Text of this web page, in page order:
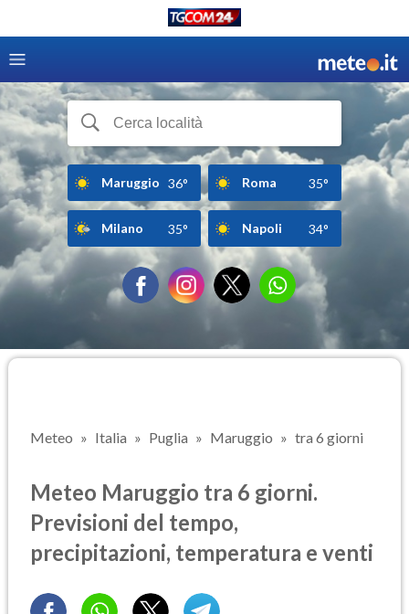
Maruggio 36° Roma 35°
Milano 35° Napoli 34°
Meteo Italia Puglia Maruggio tra 6 giorni
Meteo Maruggio tra 6 giorni.
Previsioni del tempo,
precipitazioni, temperatura e venti